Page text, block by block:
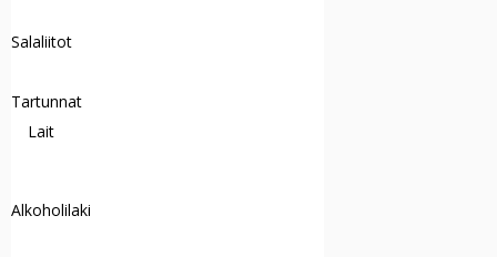
Salaliitot
Tartunnat
Lait
Alkoholilaki